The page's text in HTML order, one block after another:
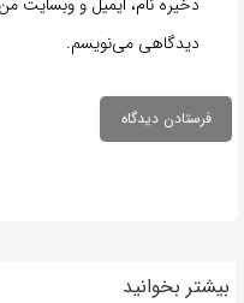
دیدگاهی می‌نویسم.
بیشتر بخوانید